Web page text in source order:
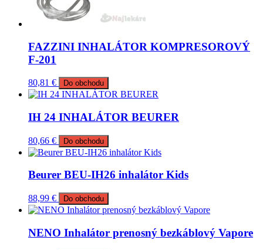
FAZZINI INHALÁTOR KOMPRESOROVÝ
F-201
80,81 € Do obchodu
IH 24 INHALÁTOR BEURER
80,66 € Do obchodu
Beurer BEU-IH26 inhalátor Kids
88,99 € Do obchodu
NENO Inhalátor prenosný bezkáblový Vapore